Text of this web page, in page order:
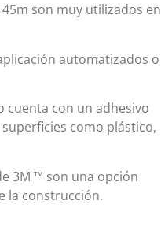
son muy utilizados en
automatizados o
cuenta con un adhesivo
como plástico,
3M ™ son una opción
la construcción.